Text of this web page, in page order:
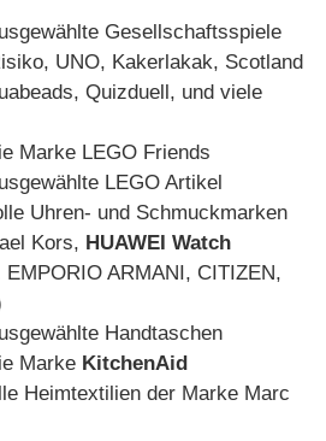
Gesellschaftsspiele
UNO, Kakerlakak, Scotland
Quizduell, und viele
Marke LEGO Friends
LEGO Artikel
Uhren- und Schmuckmarken
Kors, HUAWEI Watch
EMPORIO ARMANI, CITIZEN,
Handtaschen
Marke KitchenAid
Heimtextilien der Marke Marc